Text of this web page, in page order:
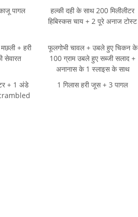
पागल
हल्की दही के साथ 200 मिलीलीटर
हिबिस्कस चाय + 2 पूरे अनाज टोस्ट
मछली + हरी
सेवारत
फूलगोभी चावल + उबले हुए चिकन के
100 ग्राम उबले हुए सब्जी सलाद +
अनानास के 1 स्लाइस के साथ
+ 1 अंडे
1 गिलास हरी जूस + 3 पागल